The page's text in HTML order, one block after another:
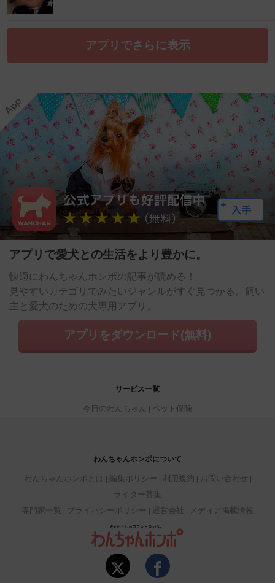
アプリでさらに表示
アプリで愛犬との生活をより豊かに。
快適にわんちゃんホンポの記事が読める！
見やすいカテゴリでみたいジャンルがすぐ見つかる。飼い
主と愛犬のための犬専用アプリ。
アプリをダウンロード(無料)
サービス一覧
今日のわんちゃん ペット保険
わんちゃんホンポについて
わんちゃんホンポとは 編集ポリシー 利用規約
お問い合わせ
ライター募集
専門家一覧
プライバシーポリシー 運営会社 メディア掲載情報